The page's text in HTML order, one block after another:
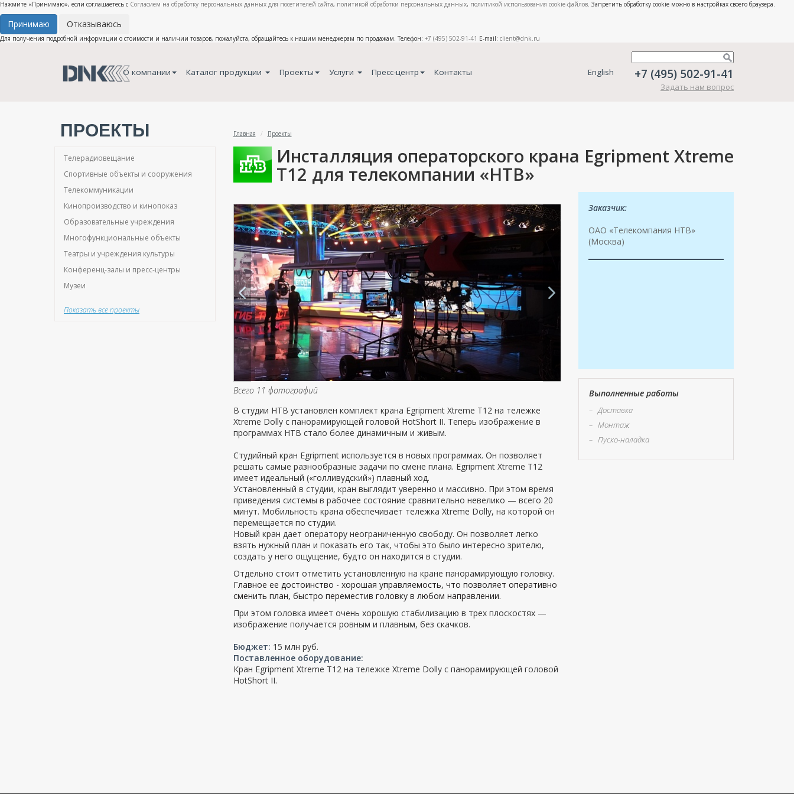
Нажмите «Принимаю», если соглашаетесь с Согласием на обработку персональных данных для посетителей сайта, политикой обработки персональных данных, политикой использования cookie-файлов. Запретить обработку cookie можно в настройках своего браузера.
Принимаю Отказываюсь
Для получения подробной информации о стоимости и наличии товаров, пожалуйста, обращайтесь к нашим менеджерам по продажам. Телефон: +7 (495) 502-91-41 E-mail: client@dnk.ru
О компании Каталог продукции Проекты Услуги Пресс-центр Контакты English +7 (495) 502-91-41
Задать нам вопрос
ПРОЕКТЫ Главная Проекты
Телерадиовещание
Спортивные объекты и сооружения
Телекоммуникации
Кинопроизводство и кинопоказ
Образовательные учреждения
Многофункциональные объекты
Театры и учреждения культуры
Конференц-залы и пресс-центры
Музеи
Показать все проекты
Инсталляция операторского крана Egripment Xtreme
T12 для телекомпании «НТВ»
Всего 11 фотографий
В студии НТВ установлен комплект крана Egripment Xtreme T12 на тележке
Xtreme Dolly с панорамирующей головой HotShort II. Теперь изображение в
программах НТВ стало более динамичным и живым.
Студийный кран Egripment используется в новых программах. Он позволяет
решать самые разнообразные задачи по смене плана. Egripment Xtreme T12
имеет идеальный («голливудский») плавный ход.
Установленный в студии, кран выглядит уверенно и массивно. При этом время
приведения системы в рабочее состояние сравнительно невелико — всего 20
минут. Мобильность крана обеспечивает тележка Xtreme Dolly, на которой он
перемещается по студии.
Новый кран дает оператору неограниченную свободу. Он позволяет легко
взять нужный план и показать его так, чтобы это было интересно зрителю,
создать у него ощущение, будто он находится в студии.
Отдельно стоит отметить установленную на кране панорамирующую головку.
Главное ее достоинство - хорошая управляемость, что позволяет оперативно
сменить план, быстро переместив головку в любом направлении.
При этом головка имеет очень хорошую стабилизацию в трех плоскостях —
изображение получается ровным и плавным, без скачков.
Бюджет: 15 млн руб.
Поставленное оборудование:
Кран Egripment Xtreme T12 на тележке Xtreme Dolly с панорамирующей головой
HotShort II.
Заказчик:
ОАО «Телекомпания НТВ»
(Москва)
Выполненные работы
–Доставка
–Монтаж
–Пуско-наладка